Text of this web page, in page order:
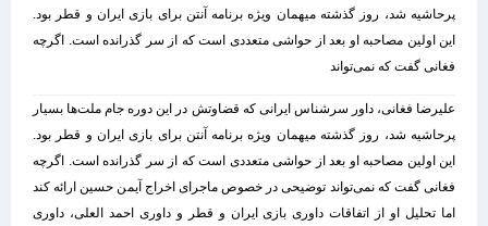
پرحاشیه شد، روز گذشته میهمان ویژه برنامه آنتن برای بازی ایران و قطر بود.
این اولین مصاحبه او بعد از حواشی متعددی است که از سر گذرانده است. اگرچه
فغانی گفت که نمی‌تواند
علیرضا فغانی، داور سرشناس ایرانی که قضاوتش در این دوره جام ملت‌ها بسیار
پرحاشیه شد، روز گذشته میهمان ویژه برنامه آنتن برای بازی ایران و قطر بود.
این اولین مصاحبه او بعد از حواشی متعددی است که از سر گذرانده است. اگرچه
فغانی گفت که نمی‌تواند توضیحی در خصوص ماجرای اخراج آیمن حسین ارائه کند
اما تحلیل او از اتفاقات داوری بازی ایران و قطر و داوری احمد العلی، داوری